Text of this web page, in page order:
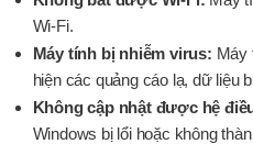
Wi-Fi.
Máy tính bị nhiễm virus: Máy
hiện các quảng cáo lạ, dữ liệu
Không cập nhật được hệ
Windows bị lổi hoặc không